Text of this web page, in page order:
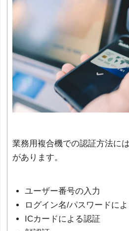
業務用複合機での認証方法に
があります。
ユーザー番号の入力
ログイン名/パスワードに
ICカードによる認証